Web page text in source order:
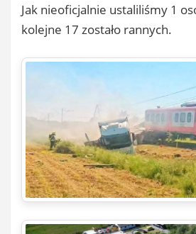
Jak nieoficjalnie ustaliliśmy 1
kolejne 17 zostało rannych.